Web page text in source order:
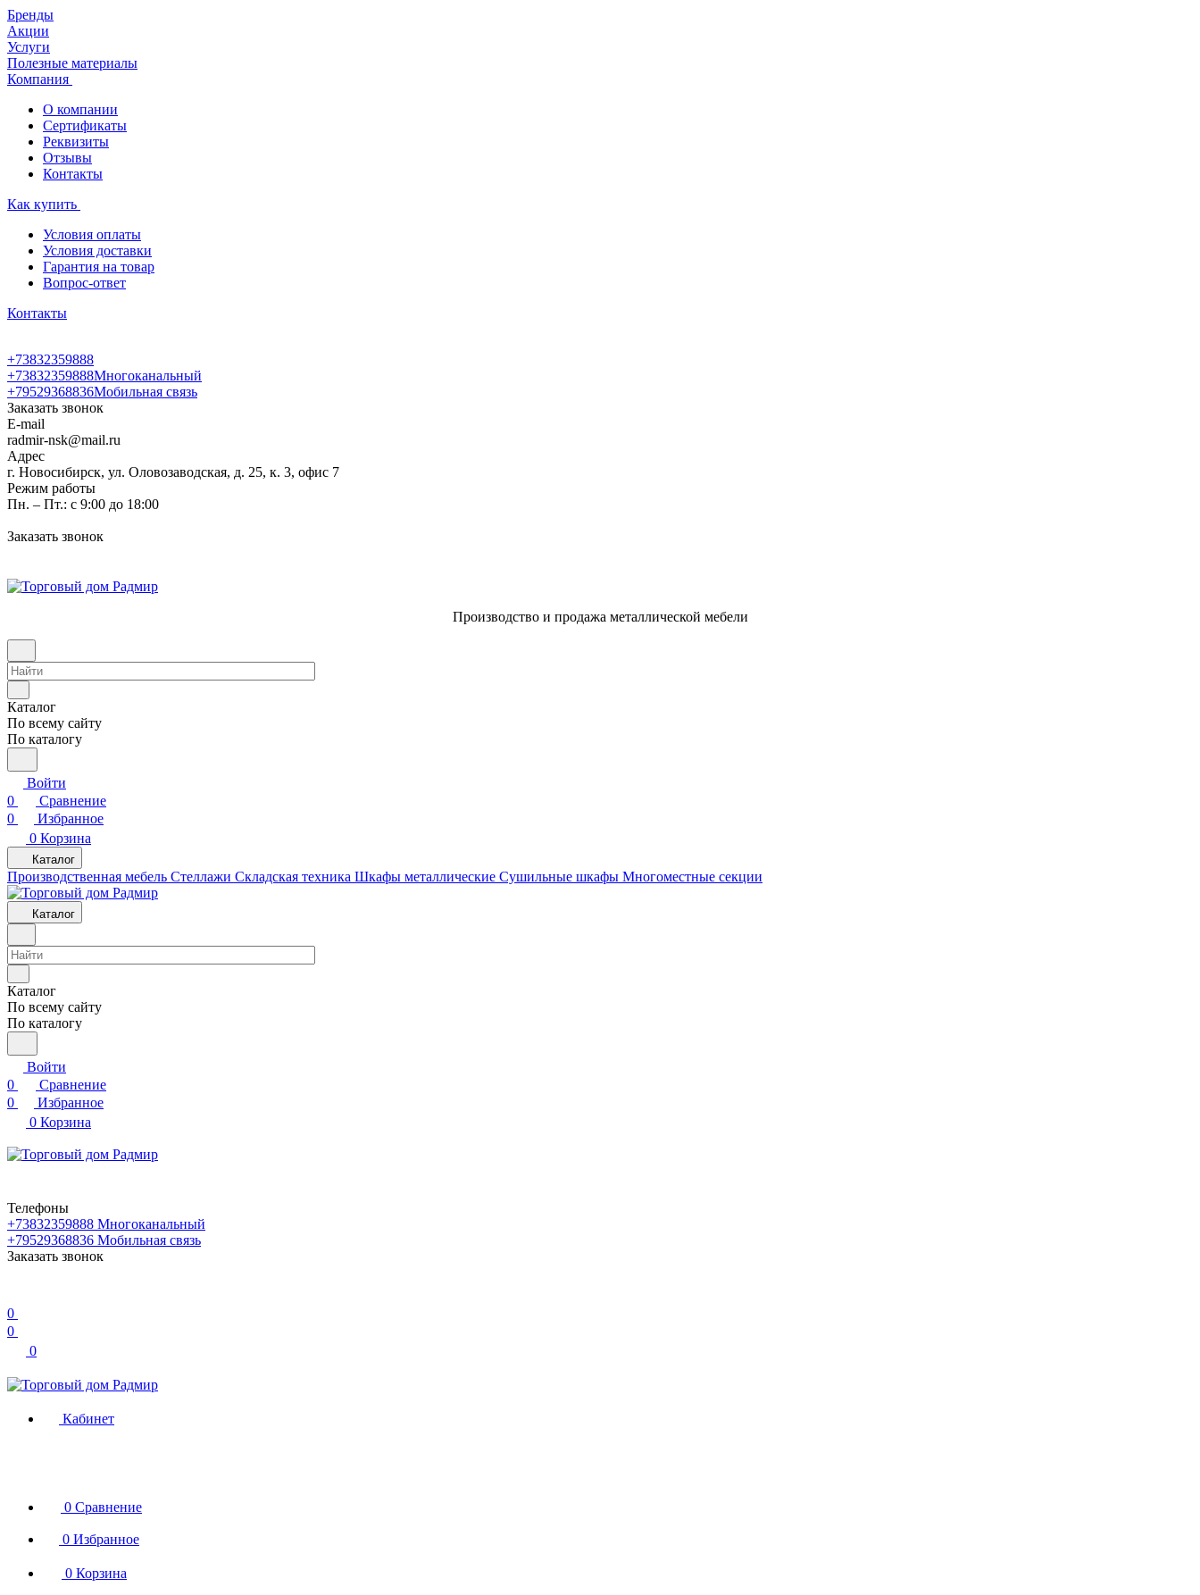
Бренды
Акции
Услуги
Полезные материалы
Компания
О компании
Сертификаты
Реквизиты
Отзывы
Контакты
Как купить
Условия оплаты
Условия доставки
Гарантия на товар
Вопрос-ответ
Контакты
+73832359888
+73832359888Многоканальный
+79529368836Мобильная связь
Заказать звонок
E-mail
radmir-nsk@mail.ru
Адрес
г. Новосибирск, ул. Оловозаводская, д. 25, к. 3, офис 7
Режим работы
Пн. – Пт.: с 9:00 до 18:00
Заказать звонок
Производство и продажа металлической мебели
Каталог
По всему сайту
По каталогу
Войти
0
Сравнение
0
Избранное
0 Корзина
Каталог
Производственная мебель Cтеллажи Складская техника Шкафы металлические Cушильные шкафы Многоместные секции
Каталог
Каталог
По всему сайту
По каталогу
Войти
0
Сравнение
0
Избранное
0 Корзина
Телефоны
+73832359888 Многоканальный
+79529368836 Мобильная связь
Заказать звонок
0
0
0
Кабинет
0 Сравнение
0 Избранное
0 Корзина